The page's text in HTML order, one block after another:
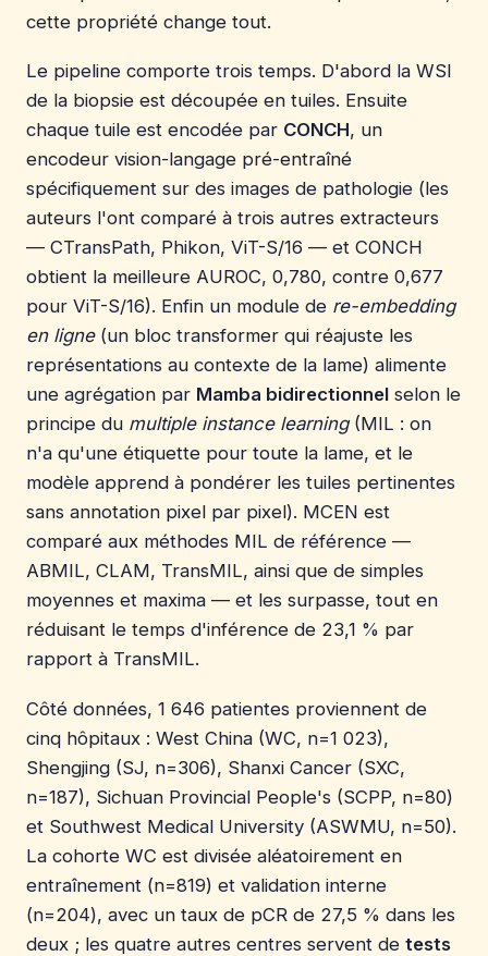
cette propriété change tout.
Le pipeline comporte trois temps. D'abord la WSI
de la biopsie est découpée en tuiles. Ensuite
chaque tuile est encodée par CONCH, un
encodeur vision-langage pré-entraîné
spécifiquement sur des images de pathologie (les
auteurs l'ont comparé à trois autres extracteurs
— CTransPath, Phikon, ViT-S/16 — et CONCH
obtient la meilleure AUROC, 0,780, contre 0,677
pour ViT-S/16). Enfin un module de re-embedding
en ligne(un bloc transformer qui réajuste les
représentations au contexte de la lame) alimente
une agrégation par Mamba bidirectionnel selon le
principe du multiple instance learning(MIL : on
n'a qu'une étiquette pour toute la lame, et le
modèle apprend à pondérer les tuiles pertinentes
sans annotation pixel par pixel). MCEN est
comparé aux méthodes MIL de référence —
ABMIL, CLAM, TransMIL, ainsi que de simples
moyennes et maxima — et les surpasse, tout en
réduisant le temps d'inférence de 23,1 % par
rapport à TransMIL.
Côté données, 1 646 patientes proviennent de
cinq hôpitaux : West China (WC, n=1 023),
Shengjing (SJ, n=306), Shanxi Cancer (SXC,
n=187), Sichuan Provincial People's (SCPP, n=80)
et Southwest Medical University (ASWMU, n=50).
La cohorte WC est divisée aléatoirement en
entraînement (n=819) et validation interne
(n=204), avec un taux de pCR de 27,5 % dans les
deux ; les quatre autres centres servent de tests